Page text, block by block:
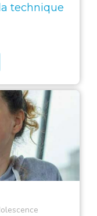
technique